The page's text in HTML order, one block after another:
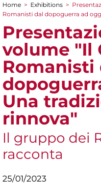
You are here
Home > Exhibitions >
Romanisti dal dopoguerra ad
volume "Il
Romanisti
Una
rinnova"
Il gruppo dei
racconta
25/01/2023